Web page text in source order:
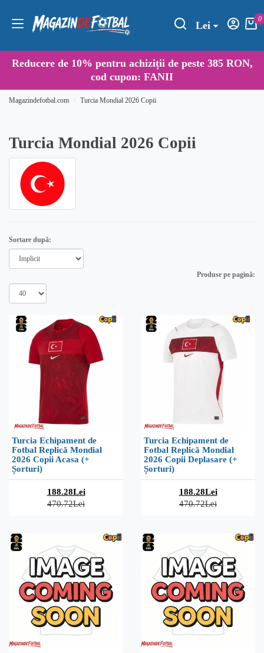
Lei
0
Reducere de 10% pentru achiziții de peste 385 RON,
cod cupon: FANII
Magazindefotbal.com Turcia Mondial 2026 Copii
Turcia Mondial 2026 Copii
Sortare după:
Produse pe pagină:
Turcia Echipament de
Fotbal Replică Mondial
2026 Copii Acasa (+
Șorturi)
188.28Lei
470.72Lei
Turcia Echipament de
Fotbal Replică Mondial
2026 Copii Deplasare (+
Șorturi)
188.28Lei
470.72Lei